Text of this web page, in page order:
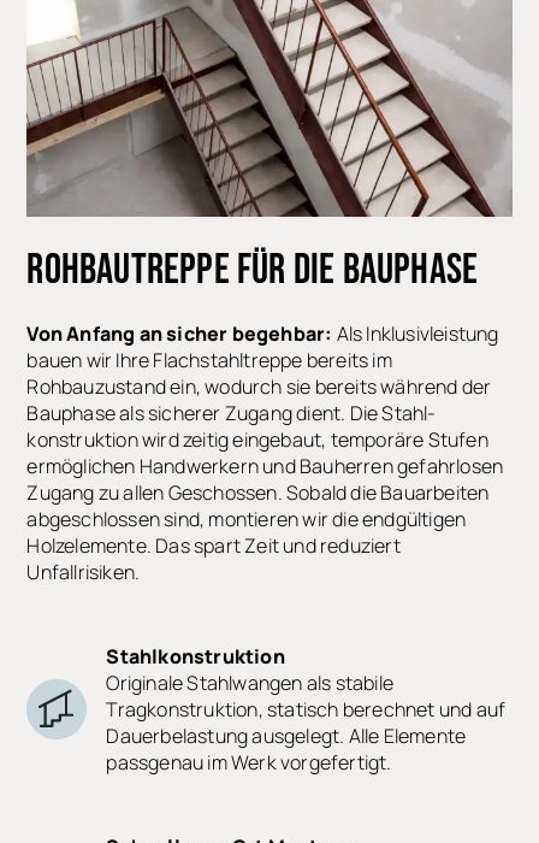
ROHBAUTREPPEFÜR DIE BAUPHASE
Von Anfang an sicher begehbar: Als Inklusivleistung
bauen wir Ihre Flachstahltreppe bereits im
Rohbauzustand ein, wodurch sie bereits während der
Bauphase als sicherer Zugang dient. Die Stahl-
konstruktion wird zeitig eingebaut, temporäre Stufen
ermöglichen Handwerkern und Bauherren gefahrlosen
Zugang zu allen Geschossen. Sobald die Bauarbeiten
abgeschlossen sind, montieren wir die endgültigen
Holzelemente. Das spart Zeit und reduziert
Unfallrisiken.
Stahlkonstruktion
Originale Stahlwangen als stabile
Tragkonstruktion, statisch berechnet und auf
Dauerbelastung ausgelegt. Alle Elemente
passgenau im Werk vorgefertigt.